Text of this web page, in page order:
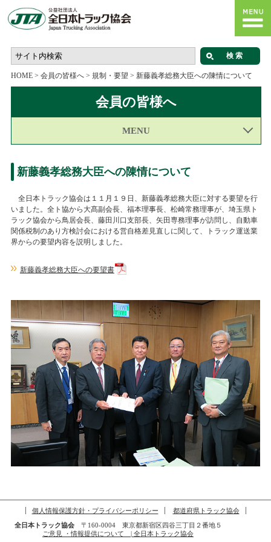
HOME> 会員の皆様へ> 規制・要望 > 新藤義孝総務大臣への陳情について
会員の皆様へ
MENU
新藤義孝総務大臣への陳情について
全日本トラック協会は１１月１９日、新藤義孝総務大臣に対する要望を行
いました。全ト協から大髙副会長、福本理事長、松崎常務理事が、埼玉県ト
ラック協会から鳥居会長、藤田川口支部長、矢田専務理事が訪問し、自動車
関係税制のあり方検討会における営自格差見直しに関して、トラック運送業
界からの要望内容を説明しました。
新藤義孝総務大臣への要望書
個人情報保護方針・プライバシーポリシー
都道府県トラック協会
全日本トラック協会〒160-0004 東京都新宿区四谷三丁目２番地５
ご意見 ・情報提供について | 全日本トラック協会